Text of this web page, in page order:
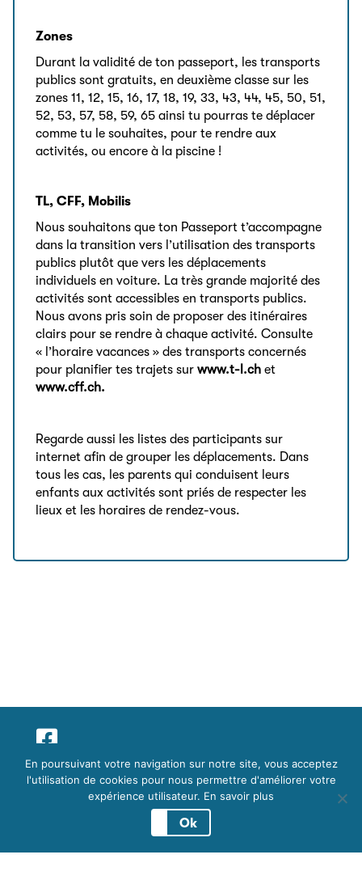
Zones
Durant la validité de ton passeport, les transports
publics sont gratuits, en deuxième classe sur les
zones 11, 12, 15, 16, 17, 18, 19, 33, 43, 44, 45, 50, 51,
52, 53, 57, 58, 59, 65 ainsi tu pourras te déplacer
comme tu le souhaites, pour te rendre aux
activités, ou encore à la piscine !
TL, CFF, Mobilis
Nous souhaitons que ton Passeport t’accompagne
dans la transition vers l’utilisation des transports
publics plutôt que vers les déplacements
individuels en voiture. La très grande majorité des
activités sont accessibles en transports publics.
Nous avons pris soin de proposer des itinéraires
clairs pour se rendre à chaque activité. Consulte
« l’horaire vacances » des transports concernés
pour planifier tes trajets sur www.t-l.ch et
www.cff.ch.
Regarde aussi les listes des participants sur
internet afin de grouper les déplacements. Dans
tous les cas, les parents qui conduisent leurs
enfants aux activités sont priés de respecter les
lieux et les horaires de rendez-vous.
© Tous droits réservés 2026.
Développement par
troisdeuxun.ch
Conditions d'utilisation
En poursuivant votre navigation sur notre site, vous acceptez
l'utilisation de cookies pour nous permettre d'améliorer votre
expérience utilisateur. En savoir plus
Ok